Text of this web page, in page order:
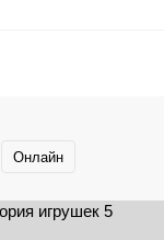
Онлайн